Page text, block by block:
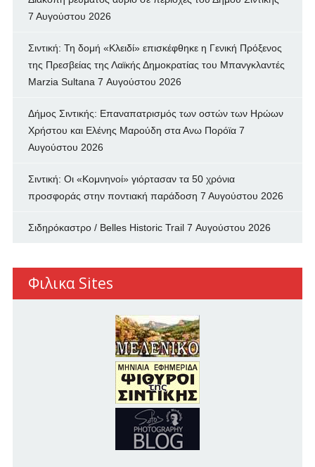
7 Αυγούστου 2026
Σιντική: Τη δομή «Κλειδί» επισκέφθηκε η Γενική Πρόξενος
της Πρεσβείας της Λαϊκής Δημοκρατίας του Μπανγκλαντές
Marzia Sultana 7 Αυγούστου 2026
Δήμος Σιντικής: Επαναπατρισμός των oστών των Ηρώων
Χρήστου και Ελένης Μαρούδη στα Ανω Πορόϊα 7
Αυγούστου 2026
Σιντική: Οι «Κομνηνοί» γιόρτασαν τα 50 χρόνια
προσφοράς στην ποντιακή παράδοση 7 Αυγούστου 2026
Σιδηρόκαστρο / Belles Historic Trail 7 Αυγούστου 2026
Φιλικα Sites